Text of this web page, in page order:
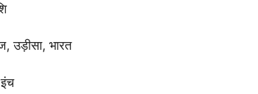
उड़ीसा, भारत